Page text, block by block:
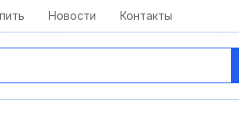
c 08:00 до 20:00
Новости Контакты